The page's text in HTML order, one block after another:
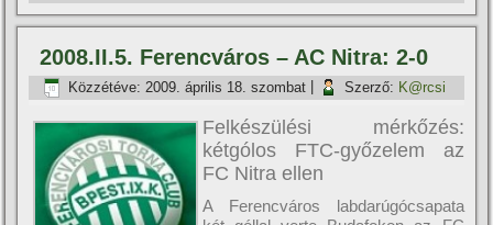
2008.II.5. Ferencváros – AC Nitra: 2-0
Közzétéve: 2009. április 18. szombat Szerző: K@rcsi
Felkészülési mérkőzés:
kétgólos FTC-győzelem az
FC Nitra ellen
A Ferencváros labdarúgócsapata